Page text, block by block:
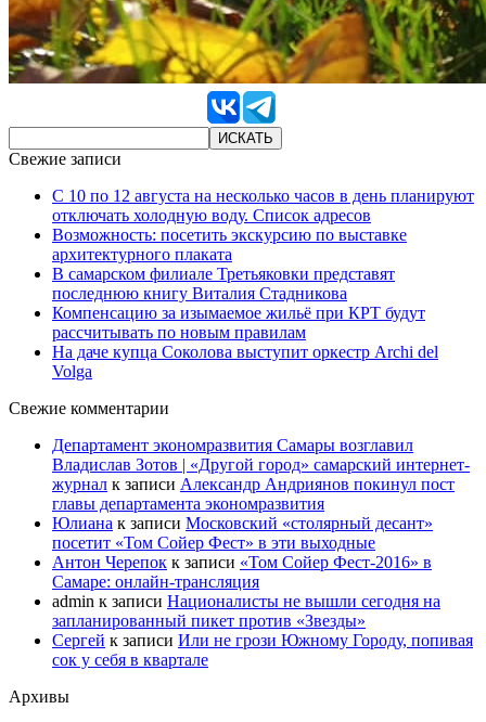
Свежие записи
С 10 по 12 августа на несколько часов в день планируют
отключать холодную воду. Список адресов
Возможность: посетить экскурсию по выставке
архитектурного плаката
В самарском филиале Третьяковки представят
последнюю книгу Виталия Стадникова
Компенсацию за изымаемое жильё при КРТ будут
рассчитывать по новым правилам
На даче купца Соколова выступит оркестр Archi del
Volga
Свежие комментарии
Департамент экономразвития Самары возглавил
Владислав Зотов | «Другой город» самарский интернет-
журнал к записи Александр Андриянов покинул пост
главы департамента экономразвития
Юлиана к записи Московский «столярный десант»
посетит «Том Сойер Фест» в эти выходные
Антон Черепок к записи «Том Сойер Фест-2016» в
Самаре: онлайн-трансляция
admin к записи Националисты не вышли сегодня на
запланированный пикет против «Звезды»
Сергей к записи Или не грози Южному Городу, попивая
сок у себя в квартале
Архивы